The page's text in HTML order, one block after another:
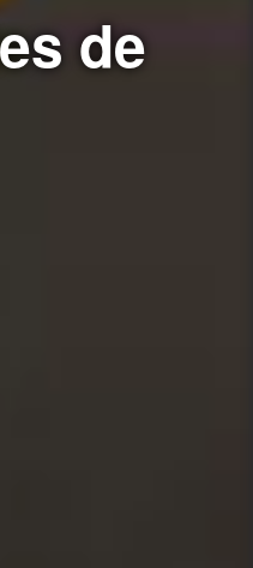
de